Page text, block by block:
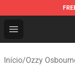
Open menu
Ozzy
Início/Ozzy